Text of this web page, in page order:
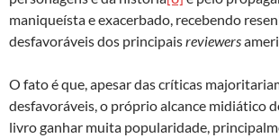
maniqueísta e exacerbado, recebendo
desfavoráveis dos principaisreviewers
O fato é que, apesar das críticas
desfavoráveis, o próprio alcance midiático
livro ganhar muita popularidade,